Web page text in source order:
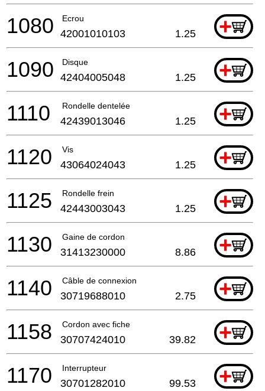
Ecrou +
1080 42001010103 1.25
Disque +
1090 42404005048 1.25
Rondelle dentelée +
1110 42439013046 1.25
Vis +
1120 43064024043 1.25
Rondelle frein +
1125 42443003043 1.25
Gaine de cordon +
1130 31413230000 8.86
Câble de connexion +
1140 30719688010 2.75
Cordon avec fiche +
1158 30707424010 39.82
Interrupteur +
1170 30701282010 99.53